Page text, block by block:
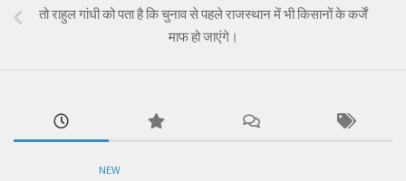
तो राहुल गांधी को पता है कि चुनाव से पहले राजस्थान में भी किसानों के कर्जें
माफ हो जाएंगे।
NEW